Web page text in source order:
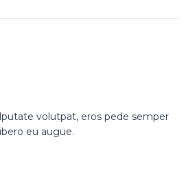
volutpat, eros pede semper
eu augue.